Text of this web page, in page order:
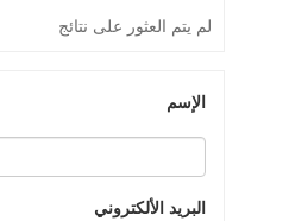
لم يتم العثور على نتائج
الإسم
البريد الألكتروني